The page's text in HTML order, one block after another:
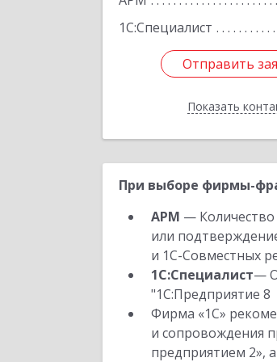
1С:Специалист
Отправить
Показать
Отправить
Назад
При выборе фирмы-
АРМ —
или
и 1С-Совместных
1С:Специалист—
"1С:Предприятие 8
Фирма «1С»
и сопровождения
предприятием 2»,